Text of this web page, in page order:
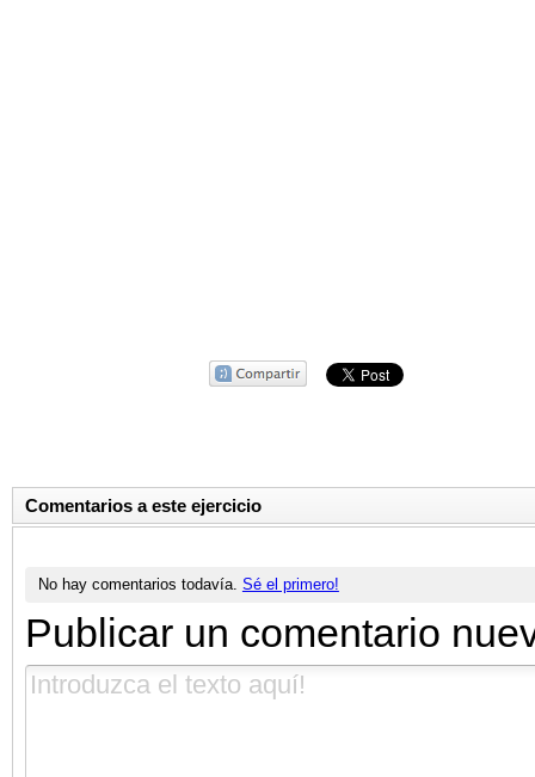
Comentarios a este ejercicio
No hay comentarios todavía. Sé el primero!
Publicar un comentario